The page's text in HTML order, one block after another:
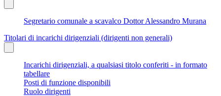
Segretario comunale a scavalco Dottor Alessandro Murana
Titolari di incarichi dirigenziali (dirigenti non generali)
Incarichi dirigenziali, a qualsiasi titolo conferiti - in formato
tabellare
Posti di funzione disponibili
Ruolo dirigenti